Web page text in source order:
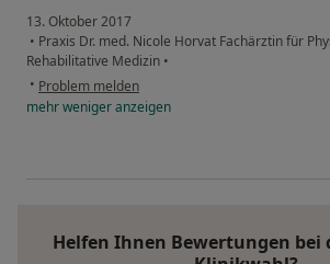
13. Oktober 2017
• Praxis Dr. med. Nicole Horvat Fachärztin für
Rehabilitative Medizin •
• Problem melden
mehrwenigeranzeigen
Helfen Ihnen Bewertungen bei